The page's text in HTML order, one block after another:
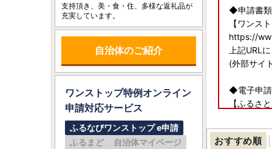
◆申請書類
【ワンス
https://
上記URL
(外部サイ
◆電子申請
【ふるさ
上記URL
(外部サイ
おすすめ順
支持頂き、美・食・住、多様な返礼品が
充実しています。
自治体のご紹介
ワンストップ特例オンライン
申請対応サービス
ふるなびワンストップ e申請
ふるまど
自治体マイページ